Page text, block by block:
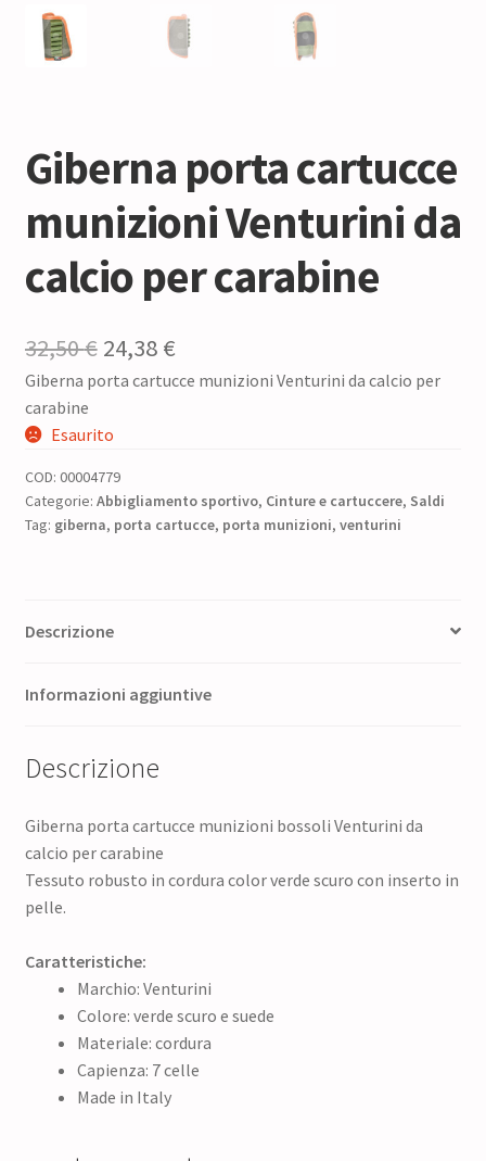
Giberna porta cartucce
munizioni Venturini da
calcio per carabine
32,50€ Il
prezzo
originale
32,50 €.
24,38 €Il
prezzo
24,38 €.
Giberna porta cartucce munizioni Venturini da calcio per
carabine
Esaurito
COD: 00004779
Categorie: Abbigliamento sportivo, Cinture e cartuccere, Saldi
Tag: giberna, porta cartucce, porta munizioni, venturini
Descrizione
Informazioni aggiuntive
Descrizione
Giberna porta cartucce munizioni bossoli Venturini da
calcio per carabine
Tessuto robusto in cordura color verde scuro con inserto in
pelle.
Caratteristiche:
Marchio: Venturini
Colore: verde scuro e suede
Materiale: cordura
Capienza: 7 celle
Made in Italy